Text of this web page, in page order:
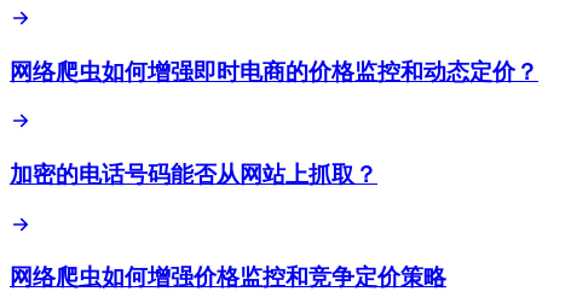
网络爬虫如何增强即时电商的价格监控和动态定价？
加密的电话号码能否从网站上抓取？
网络爬虫如何增强价格监控和竞争定价策略